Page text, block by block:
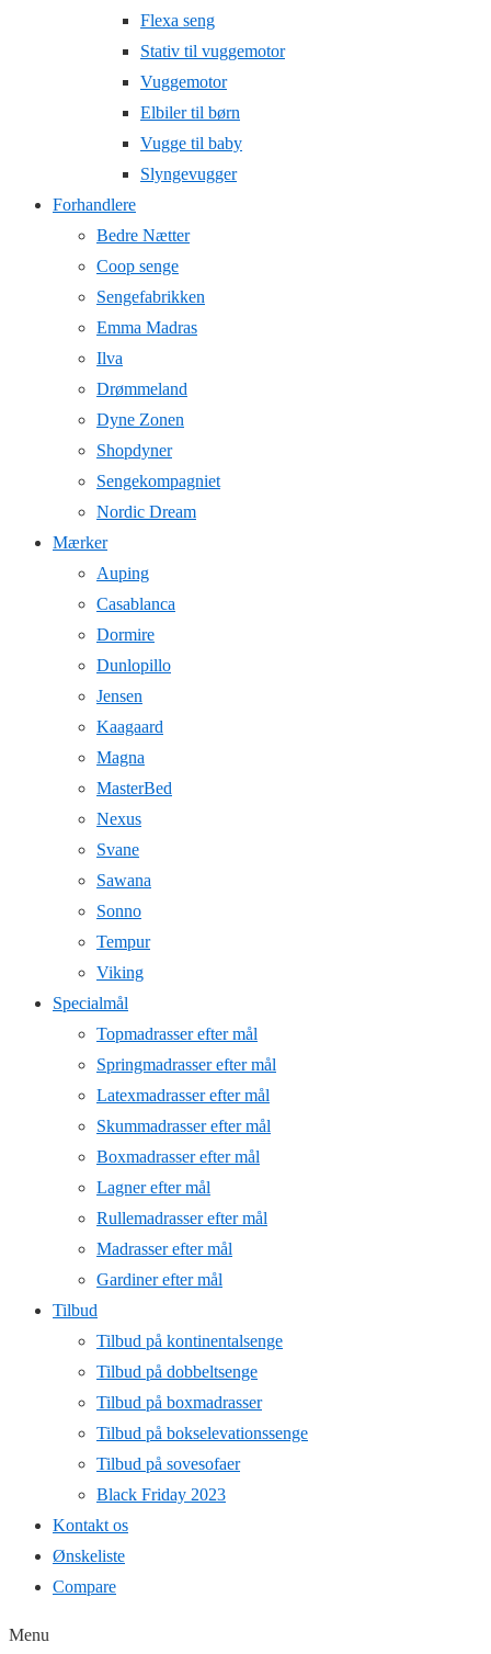
Flexa seng
Stativ til vuggemotor
Vuggemotor
Elbiler til børn
Vugge til baby
Slyngevugger
Forhandlere
Bedre Nætter
Coop senge
Sengefabrikken
Emma Madras
Ilva
Drømmeland
Dyne Zonen
Shopdyner
Sengekompagniet
Nordic Dream
Mærker
Auping
Casablanca
Dormire
Dunlopillo
Jensen
Kaagaard
Magna
MasterBed
Nexus
Svane
Sawana
Sonno
Tempur
Viking
Specialmål
Topmadrasser efter mål
Springmadrasser efter mål
Latexmadrasser efter mål
Skummadrasser efter mål
Boxmadrasser efter mål
Lagner efter mål
Rullemadrasser efter mål
Madrasser efter mål
Gardiner efter mål
Tilbud
Tilbud på kontinentalsenge
Tilbud på dobbeltsenge
Tilbud på boxmadrasser
Tilbud på bokselevationssenge
Tilbud på sovesofaer
Black Friday 2023
Kontakt os
Ønskeliste
Compare
Menu